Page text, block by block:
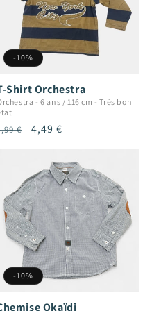
-10%
Shirt Orchestra
-6 ans / 116 cm -Trés bon
.
€
Prix
4,49 €
-10%
Okaïdi